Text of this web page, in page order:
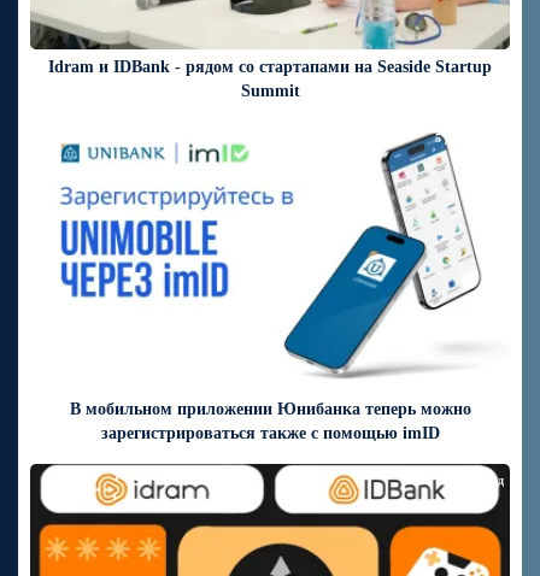
Idram и IDBank - рядом со стартапами на Seaside Startup
Summit
В мобильном приложении Юнибанка теперь можно
зарегистрироваться также с помощью imID
5 дней назад
7 дней назад